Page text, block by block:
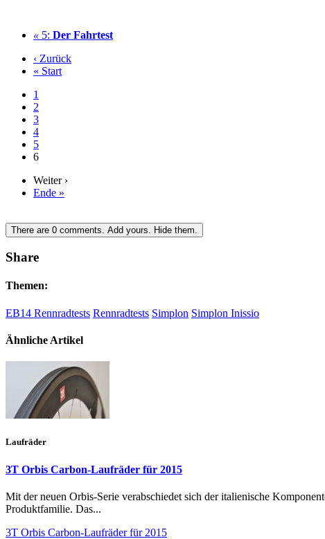
« 5: Der Fahrtest
‹ Zurück
« Start
1
2
3
4
5
6
Weiter ›
Ende »
There are 0 comments. Add yours. Hide them.
Share
Themen:
EB14 Rennradtests Rennradtests Simplon Simplon Inissio
Ähnliche Artikel
Laufräder
3T Orbis Carbon-Laufräder für 2015
Mit der neuen Orbis-Serie verabschiedet sich der italienische
Produktfamilie. Das...
3T Orbis Carbon-Laufräder für 2015